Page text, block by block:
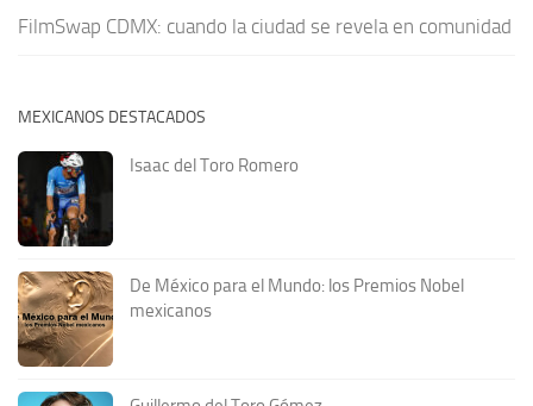
FilmSwap CDMX: cuando la ciudad se revela en comunidad
MEXICANOS DESTACADOS
Isaac del Toro Romero
De México para el Mundo: los Premios Nobel
mexicanos